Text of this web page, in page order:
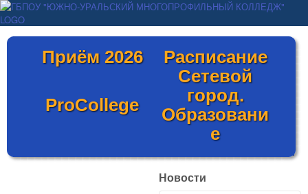
Перейти к основному
содержанию
ГБПОУ "ЮЖНО-
УРАЛЬСКИЙ
МНОГОПРОФИЛЬНЫЙ
Приём 2026 Расписание
ProCollege
Сетевой
город.
Образовани
е
Новости